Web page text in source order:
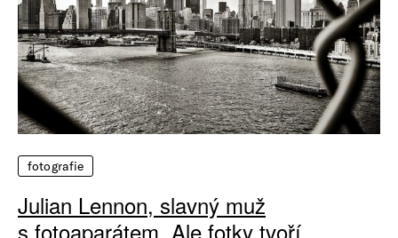
fotografie
Julian Lennon, slavný muž
s fotoaparátem. Ale fotky tvoří